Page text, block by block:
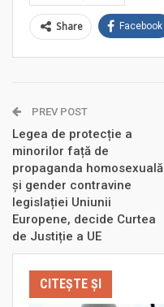
Share Facebook
PREV POST
Legea de protecție a
minorilor față de
propaganda homosexuală
și gender contravine
legislației Uniunii
Europene, decide Curtea
de Justiție a UE
CITEȘTE ȘI